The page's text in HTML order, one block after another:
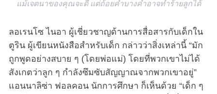
แม้เจตนาของคุณจะดี แต่ถ้อยคำบางคำอาจทำร้ายลูกได้
ลอเรนโซ ไนอา ผู้เชี่ยวชาญด้านการสื่อสารกับเด็กใน
ตูริน ผู้เขียนหนังสือสำหรับเด็ก กล่าวว่าสิ่งเหล่านี้ “มัก
ถูกพูดอย่างสบาย ๆ (โดยพ่อแม่) โดยที่พวกเขาไม่ได้
สังเกตว่าลูก ๆ กำลังซึมซับสัญญาณจากพวกเขาอยู่”
แอนนาลิซ่า ฟอลคอน นักการศึกษา ก็เห็นด้วย “เด็ก ๆ